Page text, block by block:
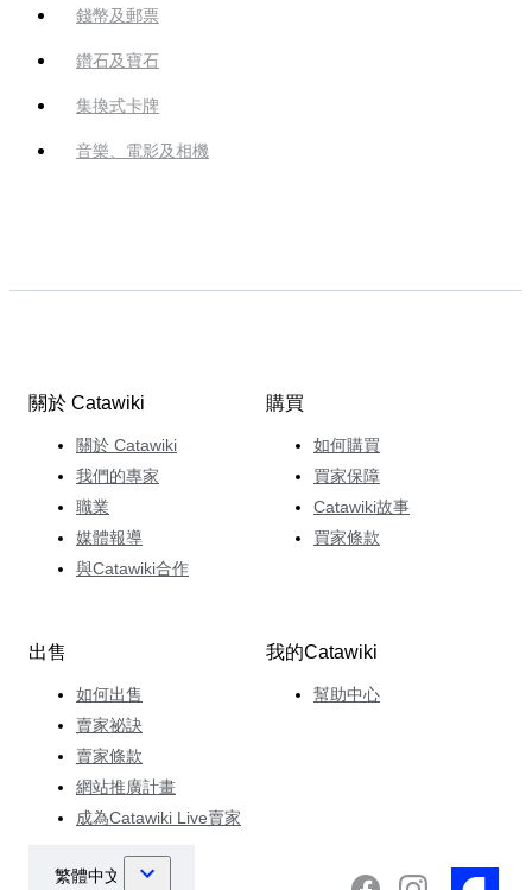
錢幣及郵票
鑽石及寶石
集換式卡牌
音樂、電影及相機
關於 Catawiki
關於 Catawiki
我們的專家
職業
媒體報導
與Catawiki合作
購買
如何購買
買家保障
Catawiki故事
買家條款
出售
如何出售
賣家祕訣
賣家條款
網站推廣計畫
成為Catawiki Live賣家
我的Catawiki
幫助中心